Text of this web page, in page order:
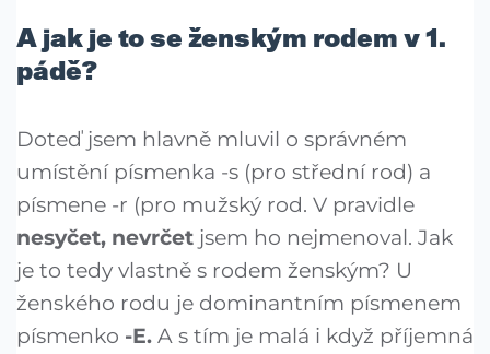
A jak je to se ženským rodem v 1.
pádě?
Doteď jsem hlavně mluvil o správném
umístění písmenka -s (pro střední rod) a
písmene -r (pro mužský rod. V pravidle
nesyčet, nevrčet jsem ho nejmenoval. Jak
je to tedy vlastně s rodem ženským? U
ženského rodu je dominantním písmenem
písmenko -E. A s tím je malá i když příjemná